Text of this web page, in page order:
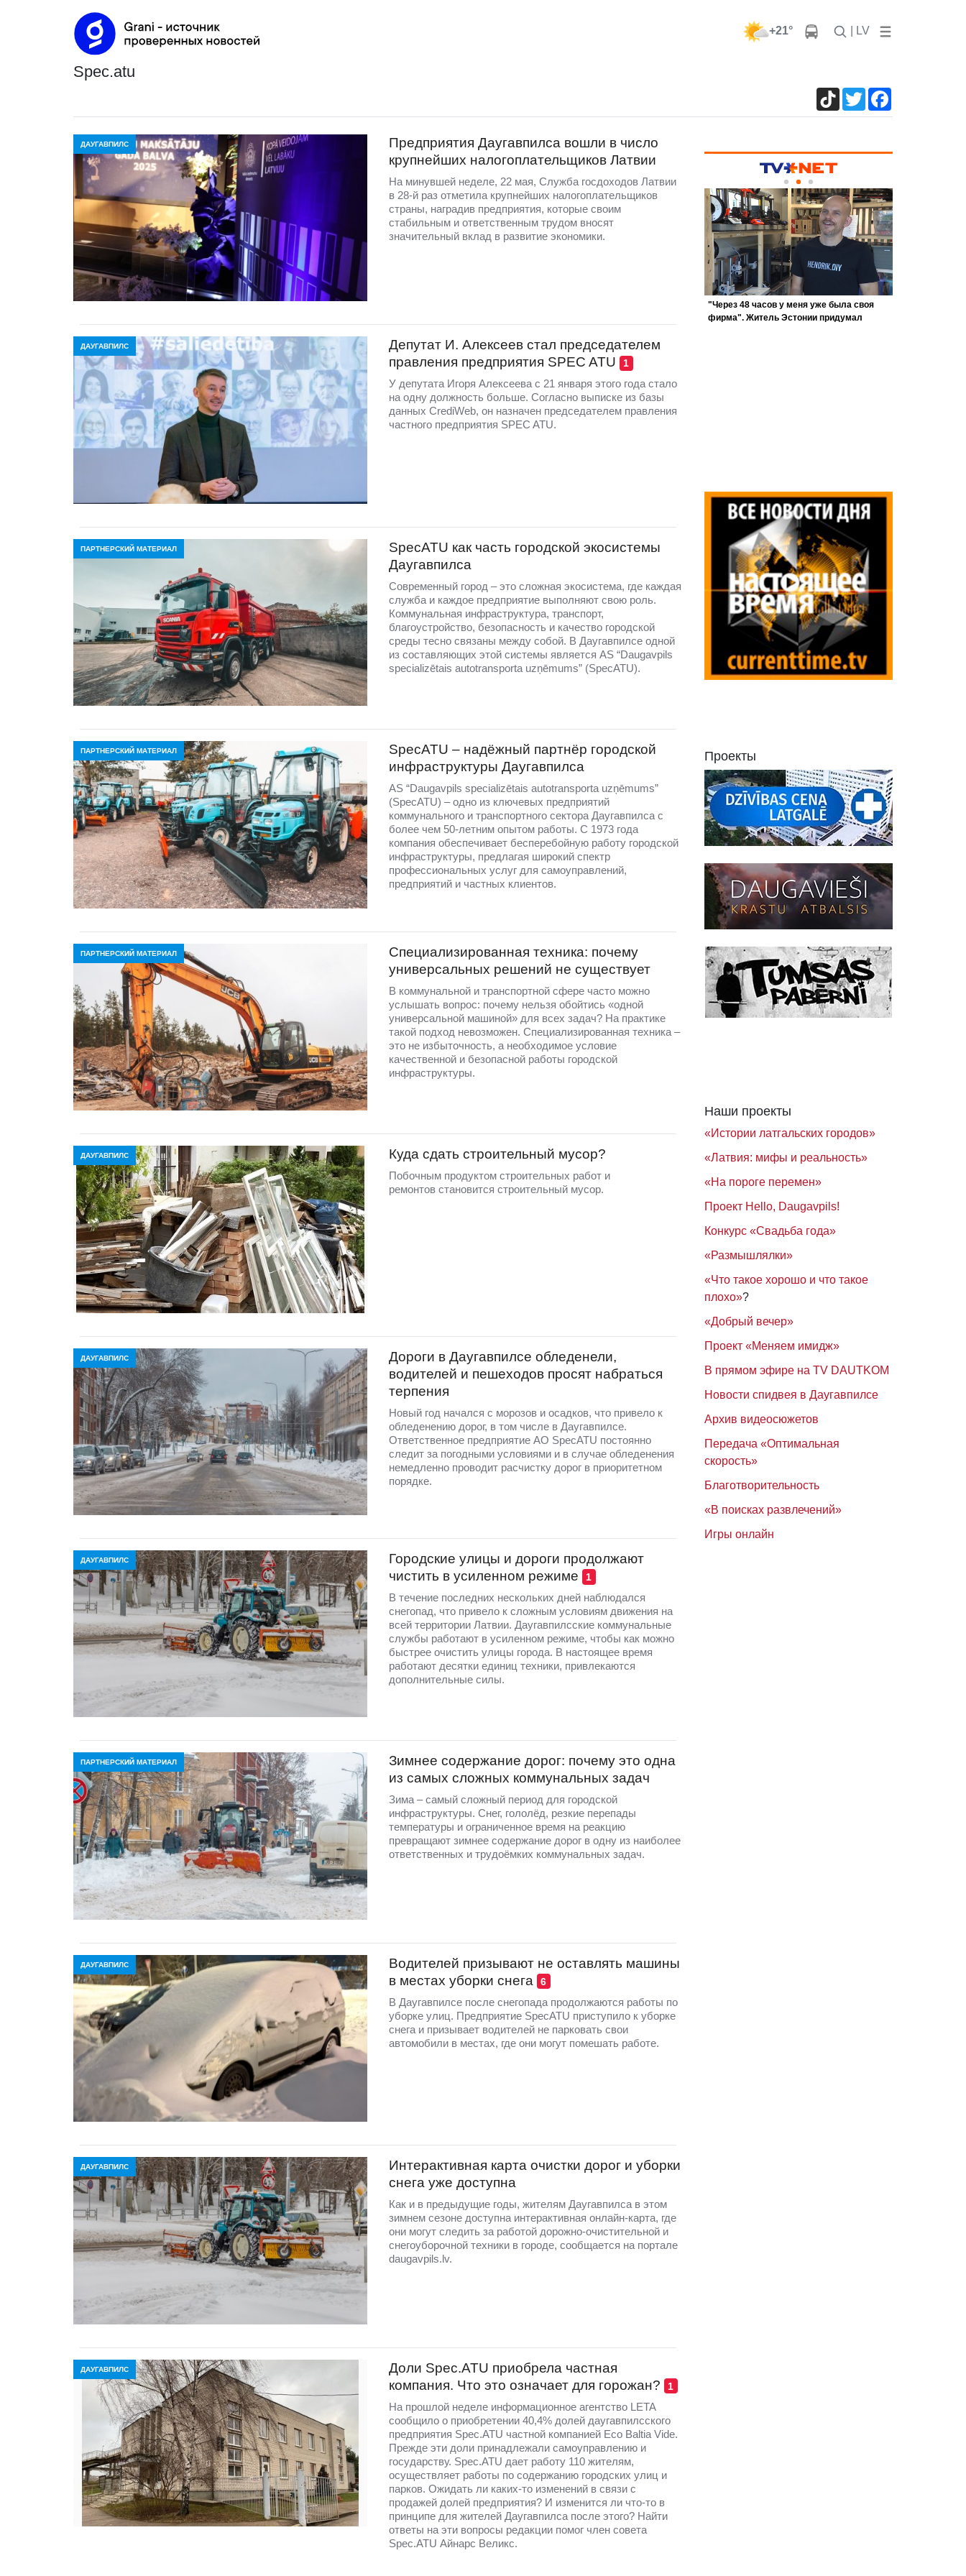
+21° | LV
spec.atu
TikTokTwitter
ДАУГАВПИЛС
Предприятия Даугавпилса вошли в число
крупнейших налогоплательщиков Латвии
На минувшей неделе, 22 мая, Служба госдоходов Латвии
в 28-й раз отметила крупнейших налогоплательщиков
страны, наградив предприятия, которые своим
стабильным и ответственным трудом вносят
значительный вклад в развитие экономики.
ДАУГАВПИЛС
Депутат И. Алексеев стал председателем
правления предприятия SPEC ATU
1
У депутата Игоря Алексеева с 21 января этого года стало
на одну должность больше. Согласно выписке из базы
данных CrediWeb, он назначен председателем правления
частного предприятия SPEC ATU.
ПАРТНЕРСКИЙ МАТЕРИАЛ
SpecATU как часть городской экосистемы
Даугавпилса
Современный город – это сложная экосистема, где каждая
служба и каждое предприятие выполняют свою роль.
Коммунальная инфраструктура, транспорт,
благоустройство, безопасность и качество городской
среды тесно связаны между собой. В Даугавпилсе одной
из составляющих этой системы является AS “Daugavpils
specializētais autotransporta uzņēmums” (SpecATU).
ПАРТНЕРСКИЙ МАТЕРИАЛ
SpecATU – надёжный партнёр городской
инфраструктуры Даугавпилса
AS “Daugavpils specializētais autotransporta uzņēmums”
(SpecATU) – одно из ключевых предприятий
коммунального и транспортного сектора Даугавпилса с
более чем 50-летним опытом работы. С 1973 года
компания обеспечивает бесперебойную работу городской
инфраструктуры, предлагая широкий спектр
профессиональных услуг для самоуправлений,
предприятий и частных клиентов.
ПАРТНЕРСКИЙ МАТЕРИАЛ
Специализированная техника: почему
универсальных решений не существует
В коммунальной и транспортной сфере часто можно
услышать вопрос: почему нельзя обойтись «одной
универсальной машиной» для всех задач? На практике
такой подход невозможен. Специализированная техника –
это не избыточность, а необходимое условие
качественной и безопасной работы городской
инфраструктуры.
ДАУГАВПИЛС Куда сдать строительный мусор?
Побочным продуктом строительных работ и
ремонтов становится строительный мусор.
ДАУГАВПИЛС
Дороги в Даугавпилсе обледенели,
водителей и пешеходов просят набраться
терпения
Новый год начался с морозов и осадков, что привело к
обледенению дорог, в том числе в Даугавпилсе.
Ответственное предприятие АО SpecATU постоянно
следит за погодными условиями и в случае обледенения
немедленно проводит расчистку дорог в приоритетном
порядке.
ДАУГАВПИЛС
Городские улицы и дороги продолжают
чистить в усиленном режиме
1
В течение последних нескольких дней наблюдался
снегопад, что привело к сложным условиям движения на
всей территории Латвии. Даугавпилсские коммунальные
службы работают в усиленном режиме, чтобы как можно
быстрее очистить улицы города. В настоящее время
работают десятки единиц техники, привлекаются
дополнительные силы.
ПАРТНЕРСКИЙ МАТЕРИАЛ
Зимнее содержание дорог: почему это одна
из самых сложных коммунальных задач
Зима – самый сложный период для городской
инфраструктуры. Снег, гололёд, резкие перепады
температуры и ограниченное время на реакцию
превращают зимнее содержание дорог в одну из наиболее
ответственных и трудоёмких коммунальных задач.
ДАУГАВПИЛС
Водителей призывают не оставлять машины
в местах уборки снега
6
В Даугавпилсе после снегопада продолжаются работы по
уборке улиц. Предприятие SpecATU приступило к уборке
снега и призывает водителей не парковать свои
автомобили в местах, где они могут помешать работе.
ДАУГАВПИЛС
Интерактивная карта очистки дорог и уборки
снега уже доступна
Как и в предыдущие годы, жителям Даугавпилса в этом
зимнем сезоне доступна интерактивная онлайн-карта, где
они могут следить за работой дорожно-очистительной и
снегоуборочной техники в городе, сообщается на портале
daugavpils.lv.
ДАУГАВПИЛС
Доли Spec.ATU приобрела частная
компания. Что это означает для горожан?
1
На прошлой неделе информационное агентство LETA
сообщило о приобретении 40,4% долей даугавпилсского
предприятия Spec.ATU частной компанией Eco Baltia Vide.
Прежде эти доли принадлежали самоуправлению и
государству. Spec.ATU дает работу 110 жителям,
осуществляет работы по содержанию городских улиц и
парков. Ожидать ли каких-то изменений в связи с
продажей долей предприятия? И изменится ли что-то в
принципе для жителей Даугавпилса после этого? Найти
ответы на эти вопросы редакции помог член совета
Spec.ATU Айнарс Великс.
Проекты
Наши проекты
«Истории латгальских городов»
«Латвия: мифы и реальность»
«На пороге перемен»
Проект Hello, Daugavpils!
Конкурс «Свадьба года»
«Размышлялки»
«Что такое хорошо и что такое
плохо»?
«Добрый вечер»
Проект «Меняем имидж»
В прямом эфире на TV DAUTKOM
Новости спидвея в Даугавпилсе
Архив видеосюжетов
Передача «Оптимальная
скорость»
Благотворительность
«В поисках развлечений»
Игры онлайн